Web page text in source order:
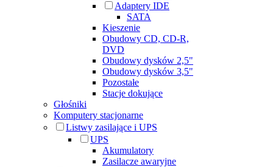
Adaptery IDE
SATA
Kieszenie
Obudowy CD, CD-R,
DVD
Obudowy dysków 2,5"
Obudowy dysków 3,5"
Pozostałe
Stacje dokujące
Głośniki
Komputery stacjonarne
Listwy zasilające i UPS
UPS
Akumulatory
Zasilacze awaryjne